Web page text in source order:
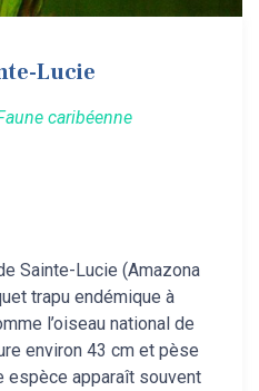
Lucie
caribéenne
Sainte-Lucie (Amazona
trapu endémique à
l’oiseau national de
environ 43 cm et pèse
espèce apparaît souvent